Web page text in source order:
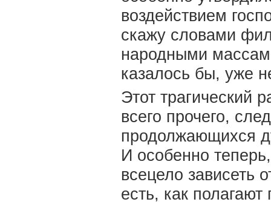
воздействием
скажу словами
народными
казалось бы, уже
Этот трагический
всего прочего,
продолжающихся
И особенно
всецело зависеть
есть, как